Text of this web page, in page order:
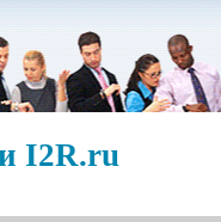
I2R.ru